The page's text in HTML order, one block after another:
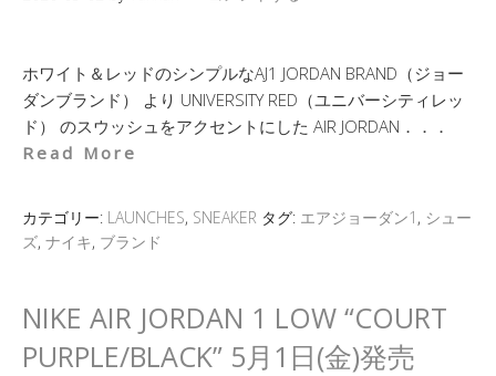
ホワイト＆レッドのシンプルなAJ1 JORDAN BRAND（ジョー
ダンブランド） より UNIVERSITY RED（ユニバーシティレッ
ド） のスウッシュをアクセントにした AIR JORDAN．．．
Read More
カテゴリー: LAUNCHES, SNEAKER タグ: エアジョーダン1 , シュー
ズ, ナイキ, ブランド
NIKE AIR JORDAN 1 LOW “COURT
PURPLE/BLACK” 5月1日(金)発売